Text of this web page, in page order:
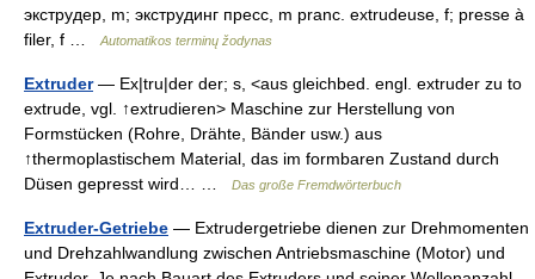
экструдер, m; экструдинг пресс, m pranc. extrudeuse, f; presse à
filer, f …
Automatikos terminų žodynas
Extruder— Ex|tru|der der; s, <aus gleichbed. engl. extruder zu to
extrude, vgl. ↑extrudieren> Maschine zur Herstellung von
Formstücken (Rohre, Drähte, Bänder usw.) aus
↑thermoplastischem Material, das im formbaren Zustand durch
Düsen gepresst wird… …
Das große Fremdwörterbuch
Extruder-Getriebe — Extrudergetriebe dienen zur Drehmomenten
und Drehzahlwandlung zwischen Antriebsmaschine (Motor) und